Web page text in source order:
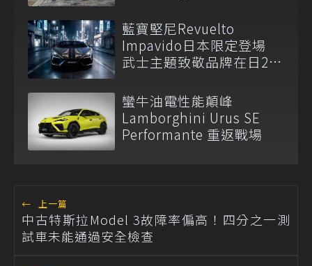
藍寶堅尼Revuelto
Impavido日本限定登場
武士主題致敬品牌在日25
蠻牛油電性能顛峰
Lamborghini Urus SE
Performante 重返戰場
← 上一篇
中古特斯拉Model 3故障率偏高！四分之一測
試車未能通過安全檢查